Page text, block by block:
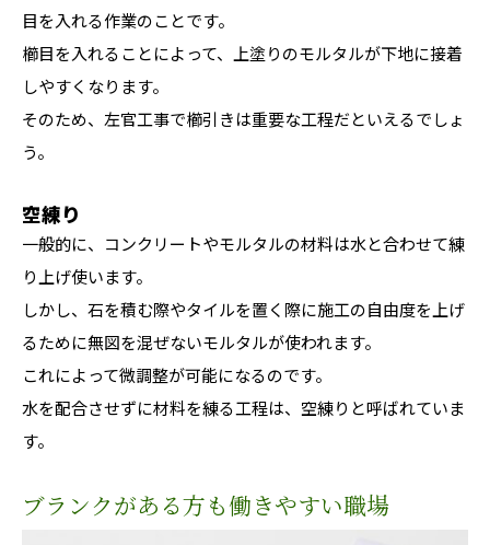
目を入れる作業のことです。
櫛目を入れることによって、上塗りのモルタルが下地に接着
しやすくなります。
そのため、左官工事で櫛引きは重要な工程だといえるでしょ
う。
空練り
一般的に、コンクリートやモルタルの材料は水と合わせて練
り上げ使います。
しかし、石を積む際やタイルを置く際に施工の自由度を上げ
るために無図を混ぜないモルタルが使われます。
これによって微調整が可能になるのです。
水を配合させずに材料を練る工程は、空練りと呼ばれていま
す。
ブランクがある方も働きやすい職場